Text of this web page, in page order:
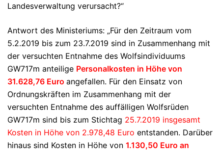
Landesverwaltung verursacht?“
Antwort des Ministeriums: „Für den Zeitraum vom
5.2.2019 bis zum 23.7.2019 sind in Zusammenhang mit
der versuchten Entnahme des Wolfsindividuums
GW717m anteilige Personalkosten in Höhe von
31.628,76 Euro angefallen. Für den Einsatz von
Ordnungskräften im Zusammenhang mit der
versuchten Entnahme des auffälligen Wolfsrüden
GW717m sind bis zum Stichtag 25.7.2019 insgesamt
Kosten in Höhe von 2.978,48 Euro entstanden. Darüber
hinaus sind Kosten in Höhe von 1.130,50 Euro an